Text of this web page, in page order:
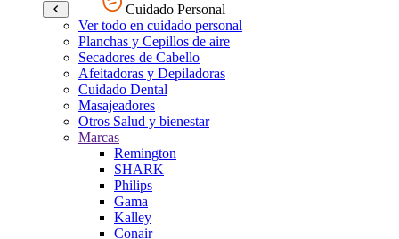
Cuidado Personal
Ver todo en cuidado personal
Planchas y Cepillos de aire
Secadores de Cabello
Afeitadoras y Depiladoras
Cuidado Dental
Masajeadores
Otros Salud y bienestar
Marcas
Remington
SHARK
Philips
Gama
Kalley
Conair